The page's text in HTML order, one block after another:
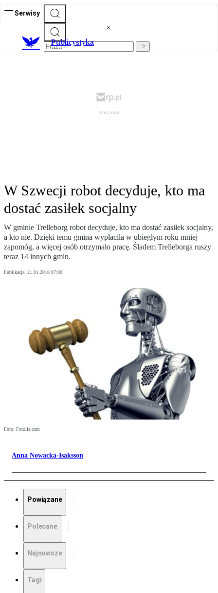
Serwisy
Publicystyka
W Szwecji robot decyduje, kto ma
dostać zasiłek socjalny
W gminie Trelleborg robot decyduje, kto ma dostać zasiłek socjalny,
a kto nie. Dzięki temu gmina wypłaciła w ubiegłym roku mniej
zapomóg, a więcej osób otrzymało pracę. Śladem Trelleborga ruszy
teraz 14 innych gmin.
Publikacja: 21.01.2018 07:00
Foto: Fotolia.com
Anna Nowacka-Isaksson
Powiązane
Polecane
Najnowsze
Tagi